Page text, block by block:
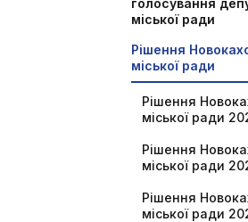
голосування
міської ради
Рішення
міської ради
Рішення
міської ради
Рішення
міської ради
Рішення
міської ради